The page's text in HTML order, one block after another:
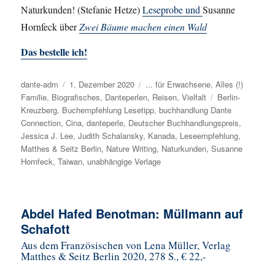
Naturkunden! (Stefanie Hetze)Leseprobe undSusanne
Hornfeck überZwei Bäume machen einen Wald
Das bestelle ich!
Autor
dante-adm
Veröffentlicht
am
1. Dezember 2020 Kategorien
... für Erwachsene,Alles (!)
Familie, Biografisches, Danteperlen, Reisen,Vielfalt Schlagwörter
Berlin-
Kreuzberg, Buchempfehlung Lesetipp,buchhandlung Dante
Connection,Cina,danteperle, Deutscher Buchhandlungspreis,
Jessica J. Lee,Judith Schalansky, Kanada, Leseempfehlung,
Matthes & Seitz Berlin, Nature Writing, Naturkunden,Susanne
Hornfeck,Taiwan, unabhängige Verlage
Abdel Hafed Benotman: Müllmann auf
Schafott
Aus dem Französischen von Lena Müller, Verlag
Matthes & Seitz Berlin 2020, 278 S., € 22,-